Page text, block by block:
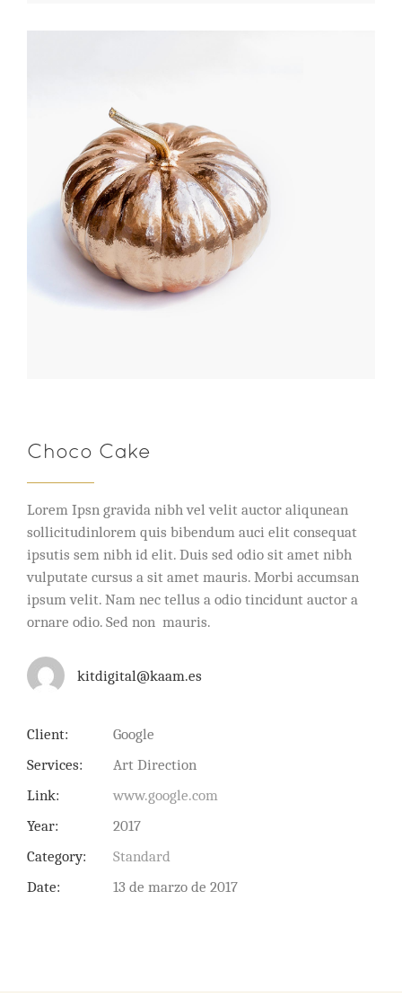
Choco Cake
Lorem Ipsn gravida nibh vel velit auctor aliqunean
sollicitudinlorem quis bibendum auci elit consequat
ipsutis sem nibh id elit. Duis sed odio sit amet nibh
vulputate cursus a sit amet mauris. Morbi accumsan
ipsum velit. Nam nec tellus a odio tincidunt auctor a
ornare odio. Sed non mauris.
kitdigital@kaam.es
Client:
Google
Services:
Art Direction
Link:
www.google.com
Year:
2017
Category:
Standard
Date:
13 de marzo de 2017